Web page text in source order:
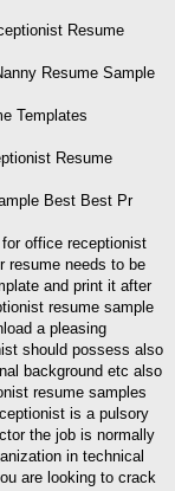
Resume
Templates
Best Best Pr
office receptionist
resume needs to be
and print it after
resume sample
a pleasing
should possess also
background etc also
resume samples
is a pulsory
the job is normally
in technical
are looking to crack